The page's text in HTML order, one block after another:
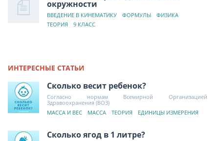
окружности
ВВЕДЕНИЕ В КИНЕМАТИКУ ФОРМУЛЫ
ФИЗИКА
ТЕОРИЯ
9 КЛАСС
ИНТЕРЕСНЫЕ СТАТЬИ
Сколько весит ребенок?
Согласно нормам Всемирной Организацией
Здравоохранения (ВОЗ)
МАССА И ВЕС
МАССА ТЕОРИЯ ЕДИНИЦЫ ИЗМЕРЕНИЯ
Сколько ягод в 1 литре?